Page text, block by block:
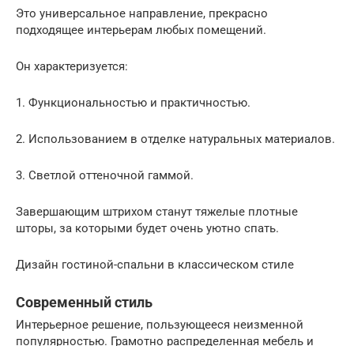
Это универсальное направление, прекрасно
подходящее интерьерам любых помещений.
Он характеризуется:
1.​ Функциональностью и практичностью.
2.​ Использованием в отделке натуральных материалов.
3.​ Светлой оттеночной гаммой.
Завершающим штрихом станут тяжелые плотные
шторы, за которыми будет очень уютно спать.
Дизайн гостиной-спальни в классическом стиле
Современный стиль
Интерьерное решение, пользующееся неизменной
популярностью. Грамотно распределенная мебель и